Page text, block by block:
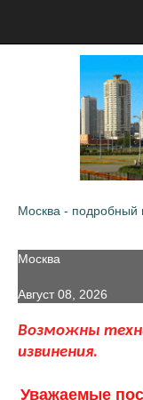
Москва - подробный
Москва
Август 08, 2026
Возможны
извинения.
Уважаемые